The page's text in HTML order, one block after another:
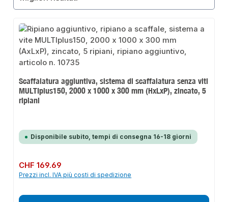
Scaffalatura aggiuntiva, sistema di scaffalatura senza viti
MULTIplus150, 2000 x 1000 x 300 mm (HxLxP), zincato, 5
ripiani
Disponibile subito, tempi di consegna 16-18 giorni
Prezzo normale:
CHF 169.69
Prezzi incl. IVA più costi di spedizione